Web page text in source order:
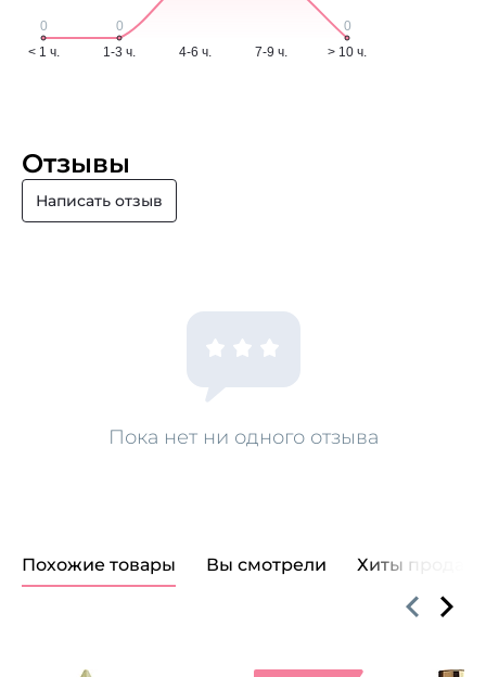
Отзывы
Написать отзыв
Пока нет ни одного отзыва
Похожие товары Вы смотрели Хиты продаж